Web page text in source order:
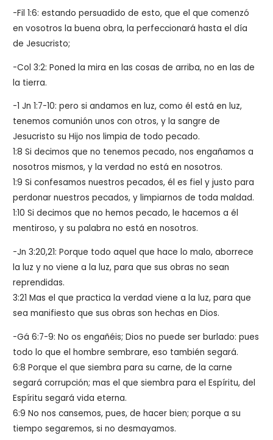
-Fil 1:6: estando persuadido de esto, que el que comenzó
en vosotros la buena obra, la perfeccionará hasta el día
de Jesucristo;
-Col 3:2: Poned la mira en las cosas de arriba, no en las de
la tierra.
-1 Jn 1:7-10: pero si andamos en luz, como él está en luz,
tenemos comunión unos con otros, y la sangre de
Jesucristo su Hijo nos limpia de todo pecado.
1:8 Si decimos que no tenemos pecado, nos engañamos a
nosotros mismos, y la verdad no está en nosotros.
1:9 Si confesamos nuestros pecados, él es fiel y justo para
perdonar nuestros pecados, y limpiarnos de toda maldad.
1:10 Si decimos que no hemos pecado, le hacemos a él
mentiroso, y su palabra no está en nosotros.
-Jn 3:20,21:Porque todo aquel que hace lo malo, aborrece
la luz y no viene a la luz, para que sus obras no sean
reprendidas.
3:21Mas el que practica la verdad viene a la luz, para que
sea manifiesto que sus obras son hechas en Dios.
-Gá 6:7-9: No os engañéis; Dios no puede ser burlado: pues
todo lo que el hombre sembrare, eso también segará.
6:8 Porque el que siembra para su carne, de la carne
segará corrupción; mas el que siembra para el Espíritu, del
Espíritu segará vida eterna.
6:9 No nos cansemos, pues, de hacer bien; porque a su
tiempo segaremos, si no desmayamos.